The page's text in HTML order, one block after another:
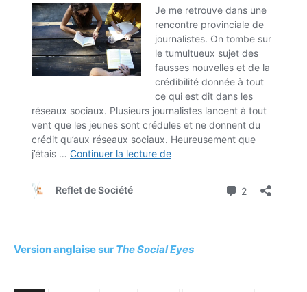
Version anglaise sur The Social Eyes